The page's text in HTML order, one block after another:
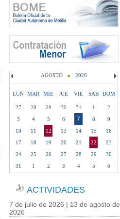
AGOSTO 2026
LUN MAR MIE JUE VIE SAB DOM
27 28 29 30 31 1
2
3
4 5 6 7 8
9
10
11 12 13 14 15
16
17
18 19 20 21 22
23
24
25 26 27 28 29
30
31
1 2 3 4 5 6
ACTIVIDADES
7 de julio de 2026 | 13 de agosto de
2026